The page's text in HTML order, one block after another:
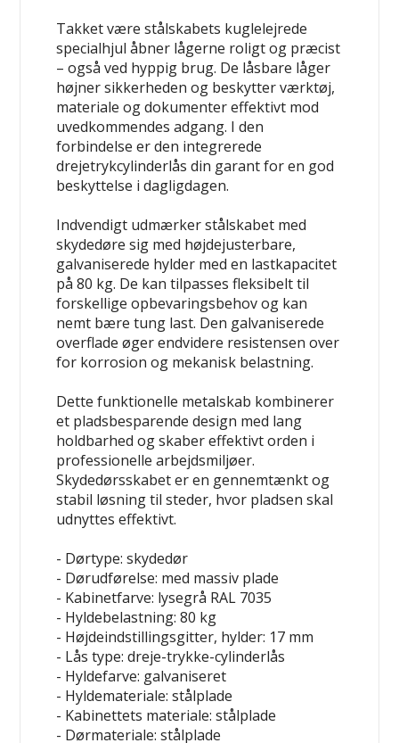
Takket være stålskabets kuglelejrede
specialhjul åbner lågerne roligt og præcist
– også ved hyppig brug. De låsbare låger
højner sikkerheden og beskytter værktøj,
materiale og dokumenter effektivt mod
uvedkommendes adgang. I den
forbindelse er den integrerede
drejetrykcylinderlås din garant for en god
beskyttelse i dagligdagen.
Indvendigt udmærker stålskabet med
skydedøre sig med højdejusterbare,
galvaniserede hylder med en lastkapacitet
på 80 kg. De kan tilpasses fleksibelt til
forskellige opbevaringsbehov og kan
nemt bære tung last. Den galvaniserede
overflade øger endvidere resistensen over
for korrosion og mekanisk belastning.
Dette funktionelle metalskab kombinerer
et pladsbesparende design med lang
holdbarhed og skaber effektivt orden i
professionelle arbejdsmiljøer.
Skydedørsskabet er en gennemtænkt og
stabil løsning til steder, hvor pladsen skal
udnyttes effektivt.
- Dørtype: skydedør
- Dørudførelse: med massiv plade
- Kabinetfarve: lysegrå RAL 7035
- Hyldebelastning: 80 kg
- Højdeindstillingsgitter, hylder: 17 mm
- Lås type: dreje-trykke-cylinderlås
- Hyldefarve: galvaniseret
- Hyldemateriale: stålplade
- Kabinettets materiale: stålplade
- Dørmateriale: stålplade